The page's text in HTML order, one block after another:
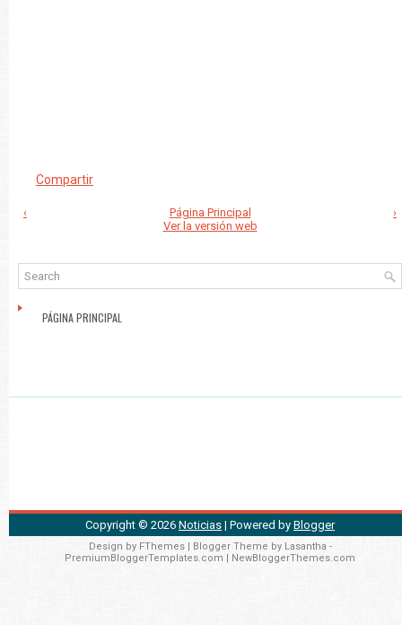
Compartir
‹ ›
Página Principal
Ver la versión web
PÁGINA PRINCIPAL
Copyright © 2026 Noticias | Powered by Blogger
Design by FThemes| Blogger Theme by Lasantha -
PremiumBloggerTemplates.com | NewBloggerThemes.com